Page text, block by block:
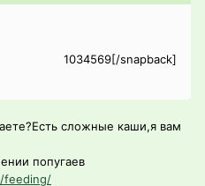
1034569[/snapback]
сложные каши,я вам
попугаев
feeding/